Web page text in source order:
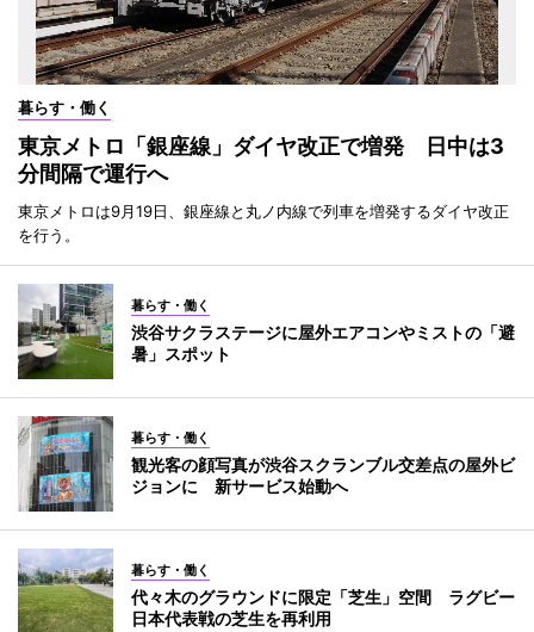
暮らす・働く
東京メトロ「銀座線」ダイヤ改正で増発 日中は3
分間隔で運行へ
東京メトロは9月19日、銀座線と丸ノ内線で列車を増発するダイヤ改正
を行う。
暮らす・働く
渋谷サクラステージに屋外エアコンやミストの「避
暑」スポット
暮らす・働く
観光客の顔写真が渋谷スクランブル交差点の屋外ビ
ジョンに 新サービス始動へ
暮らす・働く
代々木のグラウンドに限定「芝生」空間 ラグビー
日本代表戦の芝生を再利用